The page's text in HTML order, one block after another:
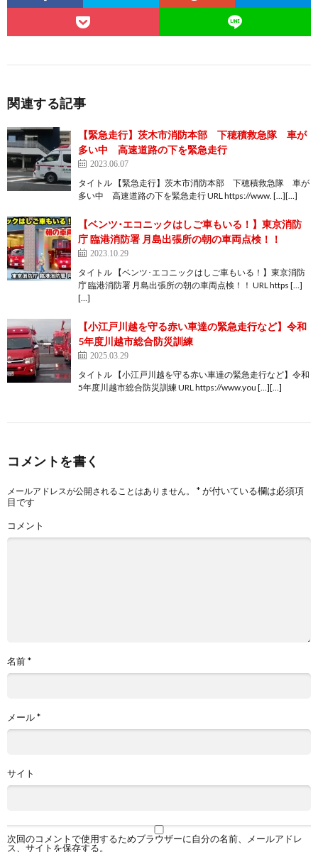
関連する記事
【緊急走行】茨木市消防本部 下穂積救急隊 車が
多い中 高速道路の下を緊急走行
2023.06.07
タイトル 【緊急走行】茨木市消防本部 下穂積救急隊 車が
多い中 高速道路の下を緊急走行 URL https://www. […][…]
【ベンツ･エコニックはしご車もいる！】東京消防
庁 臨港消防署 月島出張所の朝の車両点検！！
2023.10.29
タイトル 【ベンツ･エコニックはしご車もいる！】東京消防
庁 臨港消防署 月島出張所の朝の車両点検！！ URL https […]
[…]
【小江戸川越を守る赤い車達の緊急走行など】令和
5年度川越市総合防災訓練
2025.03.29
タイトル 【小江戸川越を守る赤い車達の緊急走行など】令和
5年度川越市総合防災訓練 URL https://www.you […][…]
コメントを書く
メールアドレスが公開されることはありません。 *が付いている欄は必須項
目です
コメント
名前*
メール*
サイト
次回のコメントで使用するためブラウザーに自分の名前、メールアドレ
ス、サイトを保存する。